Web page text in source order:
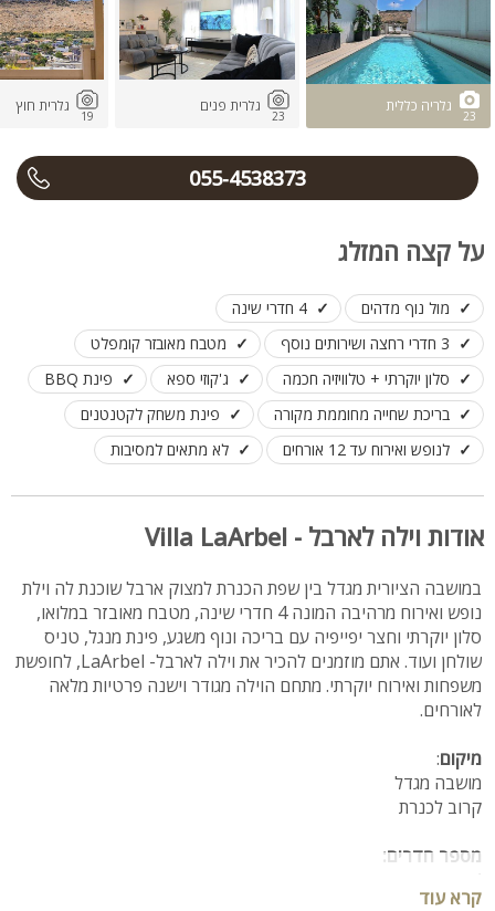
23
גלריה כללית
23
גלרית פנים
19
גלרית חוץ
055-4538373
על קצה המזלג
מול נוף מדהים
4 חדרי שינה
3 חדרי רחצה ושירותים נוסף
מטבח מאובזר קומפלט
סלון יוקרתי + טלוויזיה חכמה
ג'קוזי ספא
פינת BBQ
בריכת שחייה מחוממת מקורה
פינת משחק לקטנטנים
לנופש ואירוח עד 12 אורחים
לא מתאים למסיבות
אודות וילה לארבל - Villa LaArbel
במושבה הציורית מגדל בין שפת הכנרת למצוק ארבל שוכנת לה וילת
נופש ואירוח מרהיבה המונה 4 חדרי שינה, מטבח מאובזר במלואו,
סלון יוקרתי וחצר יפייפיה עם בריכה ונוף משגע, פינת מנגל, טניס
שולחן ועוד. אתם מוזמנים להכיר את וילה לארבל- LaArbel, לחופשת
משפחות ואירוח יוקרתי. מתחם הוילה מגודר וישנה פרטיות מלאה
לאורחים.
מיקום:
מושבה מגדל
קרוב לכנרת
מספר חדרים:
2 חדרי רחצה עם מקלחת ושירותים
קרא עוד